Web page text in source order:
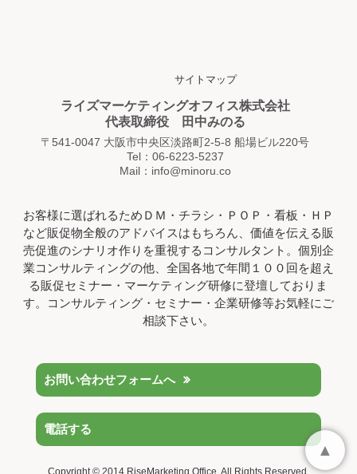
サイトマップ
ライズマーケティングオフィス株式会社
代表取締役 田中みのる
〒541-0047 大阪市中央区淡路町2-5-8 船場ビル220号
Tel：06-6223-5237
Mail：info@minoru.co
お客様に選ばれるためＤＭ・チラシ・ＰＯＰ・看板・ＨＰ
など販促物全般のアドバイスはもちろん、価値を伝える販
売促進のシナリオ作りを重視するコンサルタント。個別企
業コンサルティングの他、全国各地で年間１００回を超え
る販促セミナー・マーケティング研修に登壇しておりま
す。コンサルティング・セミナー・企業研修等お気軽にご
相談下さい。
お問い合わせフォームへ
電話する
Copyright © 2014 RiseMarketing Office. All Rights Reserved.
▲